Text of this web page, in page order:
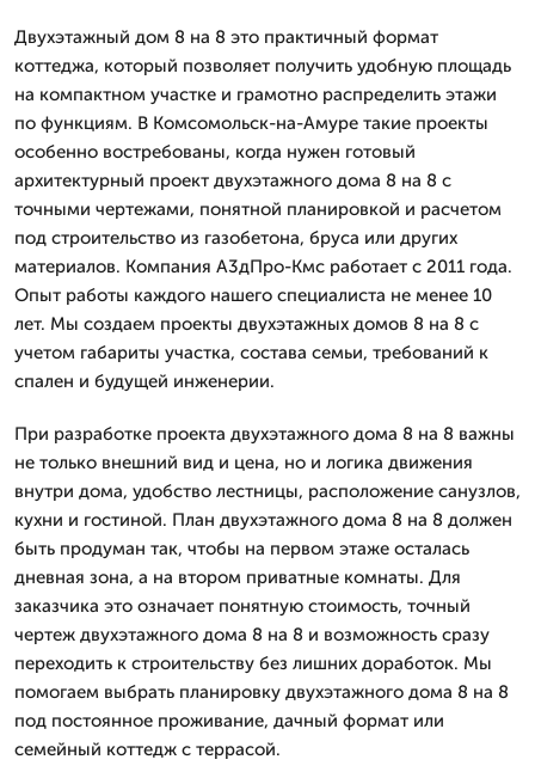
Двухэтажный дом 8 на 8 это практичный формат
коттеджа, который позволяет получить удобную площадь
на компактном участке и грамотно распределить этажи
по функциям. В Комсомольск-на-Амуре такие проекты
особенно востребованы, когда нужен готовый
архитектурный проект двухэтажного дома 8 на 8 с
точными чертежами, понятной планировкой и расчетом
под строительство из газобетона, бруса или других
материалов. Компания А3дПро-Кмс работает с 2011 года.
Опыт работы каждого нашего специалиста не менее 10
лет. Мы создаем проекты двухэтажных домов 8 на 8 с
учетом габариты участка, состава семьи, требований к
спален и будущей инженерии.
При разработке проекта двухэтажного дома 8 на 8 важны
не только внешний вид и цена, но и логика движения
внутри дома, удобство лестницы, расположение санузлов,
кухни и гостиной. План двухэтажного дома 8 на 8 должен
быть продуман так, чтобы на первом этаже осталась
дневная зона, а на втором приватные комнаты. Для
заказчика это означает понятную стоимость, точный
чертеж двухэтажного дома 8 на 8 и возможность сразу
переходить к строительству без лишних доработок. Мы
помогаем выбрать планировку двухэтажного дома 8 на 8
под постоянное проживание, дачный формат или
семейный коттедж с террасой.